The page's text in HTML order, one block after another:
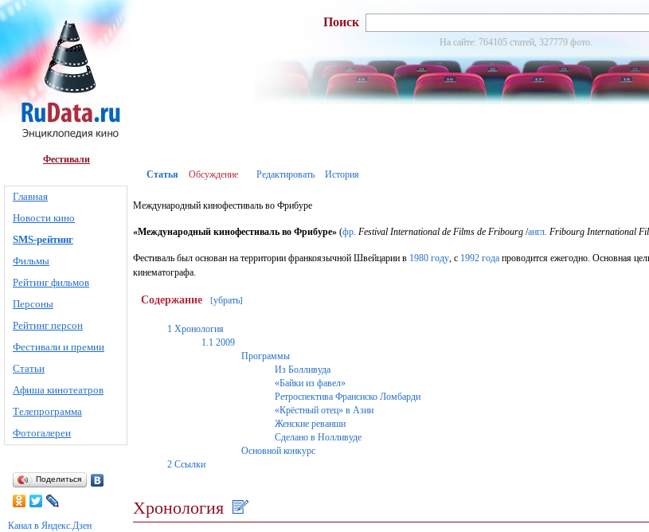
Фестивали
Главная
Новости кино
SMS-рейтинг
Фильмы
Рейтинг фильмов
Персоны
Рейтинг персон
Фестивали и премии
Статьи
Афиша кинотеатров
Телепрограмма
Фотогалереи
Поделиться
Канал в Яндекс.Дзен
Поиск
На сайте: 764105 статей, 327779 фото.
Статья Обсуждение Редактировать История
Международный кинофестиваль во Фрибуре
«Международный кинофестиваль во Фрибуре» (фр. Festival International de Films de Fribourg /англ. Fribourg International
Фестиваль был основан на территории франкоязычной Швейцарии в 1980 году, с 1992 года проводится ежегодно. Основная
кинематографа.
Содержание [убрать]
1 Хронология
1.1 2009
Программы
Из Болливуда
«Байки из фавел»
Ретроспектива Франсиско Ломбарди
«Крёстный отец» в Азии
Женские реванши
Сделано в Нолливуде
Основной конкурс
2 Ссылки
Хронология